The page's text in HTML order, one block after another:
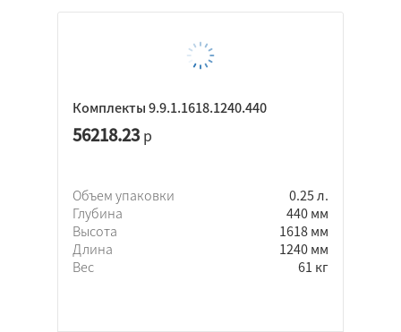
Комплекты 9.9.1.1618.1240.440
56218.23р
Объем упаковки
0.25 л.
Глубина
440 мм
Высота
1618 мм
Длина
1240 мм
Вес
61 кг